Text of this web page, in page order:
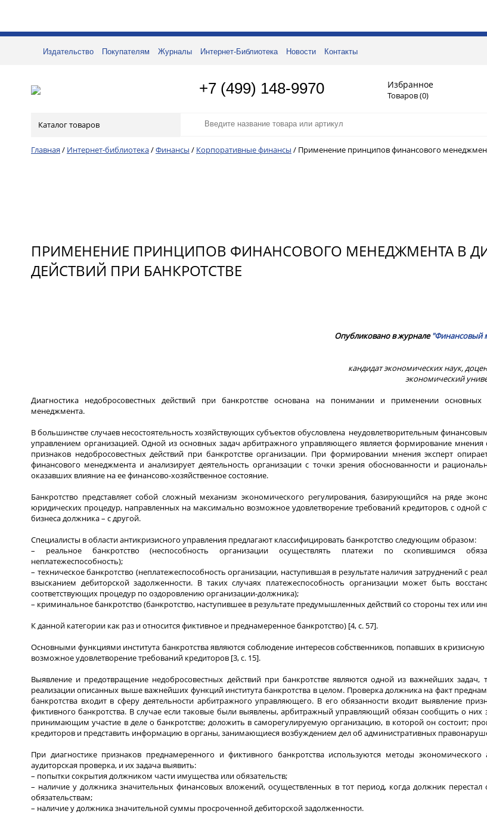
Издательство Покупателям Журналы Интернет-Библиотека Новости Контакты
+7 (499) 148-9970 Избранное
Товаров (0)
Каталог товаров
Главная / Интернет-библиотека/Финансы / Корпоративные финансы / Применение принципов финансового
ПРИМЕНЕНИЕ ПРИНЦИПОВ ФИНАНСОВОГО МЕНЕДЖМЕНТА В
ДЕЙСТВИЙ ПРИ БАНКРОТСТВЕ
Опубликовано в журнале"Финансовый
кандидат экономических наук,
экономический
Диагностика недобросовестных действий при банкротстве основана на понимании и применении основных
менеджмента.
В большинстве случаев несостоятельность хозяйствующих субъектов обусловлена неудовлетворительным
управлением организацией. Одной из основных задач арбитражного управляющего является формирование мнения
признаков недобросовестных действий при банкротстве организации. При формировании мнения эксперт
финансового менеджмента и анализирует деятельность организации с точки зрения обоснованности и
оказавших влияние на ее финансово-хозяйственное состояние.
Банкротство представляет собой сложный механизм экономического регулирования, базирующийся на ряде
юридических процедур, направленных на максимально возможное удовлетворение требований кредиторов, с одной
бизнеса должника – с другой.
Специалисты в области антикризисного управления предлагают классифицировать банкротство следующим образом:
– реальное банкротство (неспособность организации осуществлять платежи по скопившимся
неплатежеспособность);
– техническое банкротство (неплатежеспособность организации, наступившая в результате наличия затруднений с
взысканием дебиторской задолженности. В таких случаях платежеспособность организации может быть
соответствующих процедур по оздоровлению организации-должника);
– криминальное банкротство (банкротство, наступившее в результате предумышленных действий со стороны тех или
К данной категории как раз и относится фиктивное и преднамеренное банкротство) [4, c. 57].
Основными функциями института банкротства являются соблюдение интересов собственников, попавших в
возможное удовлетворение требований кредиторов [3, c. 15].
Выявление и предотвращение недобросовестных действий при банкротстве являются одной из важнейших задач,
реализации описанных выше важнейших функций института банкротства в целом. Проверка должника на факт
банкротства входит в сферу деятельности арбитражного управляющего. В его обязанности входит выявление
фиктивного банкротства. В случае если таковые были выявлены, арбитражный управляющий обязан сообщить о них
принимающим участие в деле о банкротстве; доложить в саморегулируемую организацию, в которой он состоит;
кредиторов и представить информацию в органы, занимающиеся возбуждением дел об административных
При диагностике признаков преднамеренного и фиктивного банкротства используются методы экономического
аудиторская проверка, и их задача выявить:
– попытки сокрытия должником части имущества или обязательств;
– наличие у должника значительных финансовых вложений, осуществленных в тот период, когда должник перестал
обязательствам;
– наличие у должника значительной суммы просроченной дебиторской задолженности.